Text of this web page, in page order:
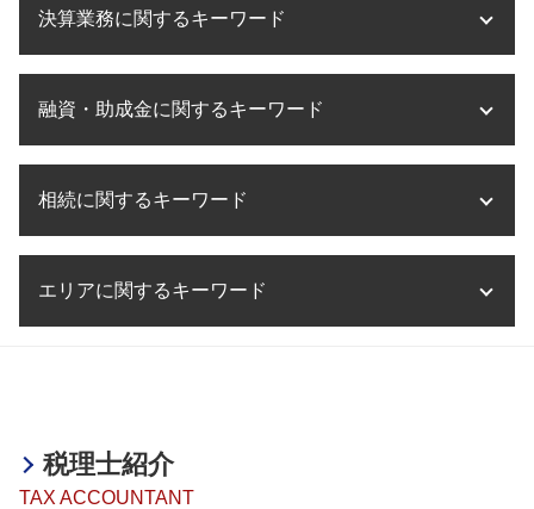
医療法人設立 必要書類
医療法人設立 要件
医療法人設立 節税
滋賀県 医療法人設立
医療法人設立 目的
事業承継 大阪
m&a 会社
m&a 節税
事業承継 税
事業承継税制 期限
事業承継
事業承継 m&a 違い
税務相談 起業
税務相談 とは
税務相談 税理士
税務相談 相続税
税務相談 事務所
税務相談 予約
税務相談 税理士以外
税務調査 流れ
海外進出 トラブル
海外進出支援 事業
海外進出 税務リスク
海外進出 相談
海外進出 飲食店
海外進出 コンサル
海外進出 補助金
海外進出 企業
企業 海外進出 税務
決算業務に関するキーワード
決算業務 スケジュール
決算業務 内容
決算業務 意味
税理士事務所 決算業務
決算業務 時期
融資・助成金に関するキーワード
融資 税理士
助成金 確定申告
融資 相談 税理士
助成金 納税
助成金 創業支援
相続に関するキーワード
相続税 不動産
相続税 確定申告
相続 不動産 売却 確定申告
相続税 無申告加算税
エリアに関するキーワード
事業承継・M&A 神戸市
医療法人設立支援・顧問 神戸市
税理士紹介
TAX ACCOUNTANT